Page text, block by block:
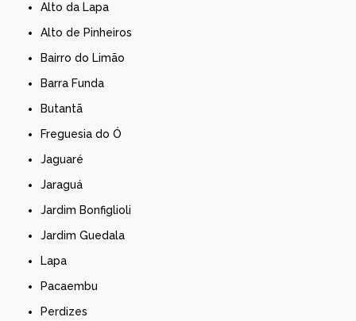
Alto da Lapa
Alto de Pinheiros
Bairro do Limão
Barra Funda
Butantã
Freguesia do Ó
Jaguaré
Jaraguá
Jardim Bonfiglioli
Jardim Guedala
Lapa
Pacaembu
Perdizes